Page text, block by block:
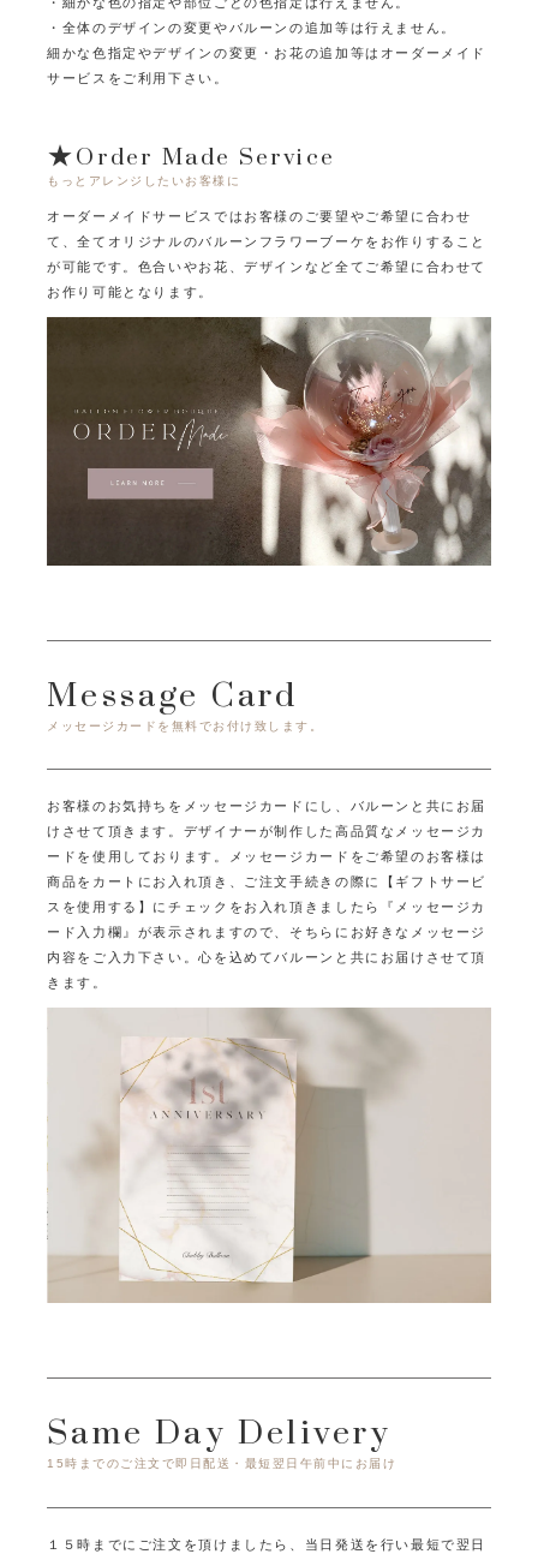
・全体のデザインの変更やバルーンの追加等は行えません。
細かな色指定やデザインの変更・お花の追加等はオーダーメイド
サービスをご利用下さい。
★Order Made Service
もっとアレンジしたいお客様に
オーダーメイドサービスではお客様のご要望やご希望に合わせ
て、全てオリジナルのバルーンフラワーブーケをお作りすること
が可能です。 色合いやお花、デザインなど全てご希望に合わせて
お作り可能となります。
Message Card
メッセージカードを無料でお付け致します。
お客様のお気持ちをメッセージカードにし、バルーンと共にお届
けさせて頂きます。 デザイナーが制作した高品質なメッセージカ
ードを使用しております。
メッセージカードをご希望のお客様は
商品をカートにお入れ頂き、ご注文手続きの際に
【ギフトサービ
スを使用する】にチェックをお入れ頂きましたら
『メッセージカ
ード入力欄』が表示されますので、そちらにお好きなメッセージ
内容をご入力下さい。心を込めてバルーンと共にお届けさせて頂
きます。
Same Day Delivery
15時までのご注文で即日配送・最短翌日午前中にお届け
１５時までにご注文を頂けましたら、当日発送を行い最短で翌日